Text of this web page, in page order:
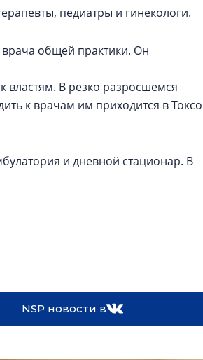
педиатры и гинекологи.
врача общей практики. Он
властям. В резко разросшемся
к врачам им приходится в
и дневной стационар. В
NSP новости в
В
центр